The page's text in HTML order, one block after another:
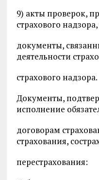
9) акты проверок,
страхового
документы,
деятельности
страхового надзора.
Документы,
исполнение
договорам
страхования,
перестрахования: